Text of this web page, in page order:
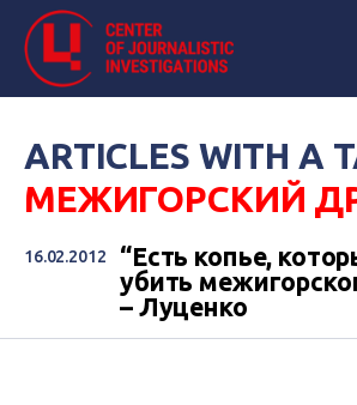
ARTICLES WITH A
МЕЖИГОРСКИЙ
16.02.2012
“Есть копье,
убить
– Луценко